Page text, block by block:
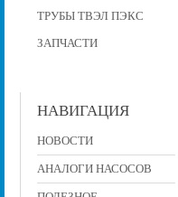
ТРУБЫ ТВЭЛ ПЭКС
ЗАПЧАСТИ
НАВИГАЦИЯ
НОВОСТИ
АНАЛОГИ НАСОСОВ